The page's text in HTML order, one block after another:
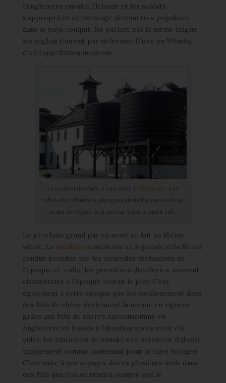
l’Angleterre envahit l’Irlande et les soldats
s’approprient ce breuvage devenu très populaire
dans le pays conquit. Ne parlant pas la même langue,
les anglais finiront par déformer Uisce en Whisky,
d’où l’appellation moderne.
Les refroidisseurs à eau chez Dalwhinnie . Les
tubes des alambics plongent dans les cuves d’eau
avant de verser leur nectar dans le spirit safe
Le prochain grand pas en avant se fait au 16ème
siècle. La distillation moderne et à grande échelle est
rendue possible par les nouvelles techniques de
l’époque et, enfin, les premières distilleries, souvent
clandestines à l’époque, voient le jour. C’est
également à cette époque que les vieillissement dans
des fûts de chêne deviennent la norme en vigueur
grâce aux futs de sherry, surconsommé en
Angleterre et laissés à l’abandon après avoir été
vidés, les fabricants de whisky s’en serviront d’abord
uniquement comme contenant pour le faire voyager.
C’est suite à ces voyages divers plusieurs mois dans
des fûts que l’on se rendra compte que le